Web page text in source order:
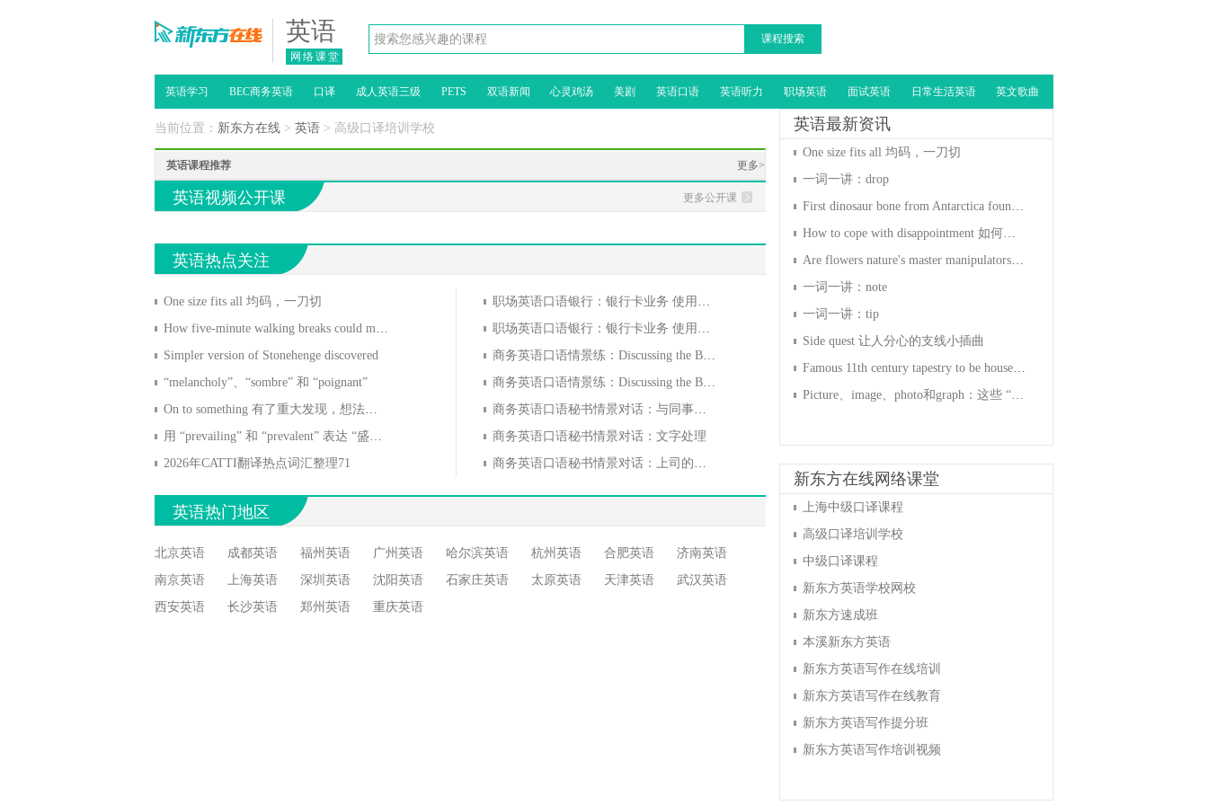
英语
网络课堂
课程搜索
英语学习 BEC商务英语 口译 成人英语三级 PETS 双语新闻 心灵鸡汤 美剧 英语口语 英语听力 职场英语 面试英语 日常生活英语 英文歌曲
当前位置： 新东方在线 > 英语 > 高级口译培训学校
英语课程推荐 更多>
英语视频公开课 更多公开课
英语热点关注
One size fits all 均码，一刀切
How five-minute walking breaks could make you happier
Simpler version of Stonehenge discovered
“melancholy”、“sombre” 和 “poignant”
On to something 有了重大发现，想法很有道理
用 “prevailing” 和 “prevalent” 表达 “盛行的，普遍的”
2026年CATTI翻译热点词汇整理71
职场英语口语银行：银行卡业务 使用银行卡(4)
职场英语口语银行：银行卡业务 使用银行卡(1)
商务英语口语情景练：Discussing the Bottom Line 讨论底线(
商务英语口语情景练：Discussing the Bottom Line 讨论底线(
商务英语口语秘书情景对话：与同事相处
商务英语口语秘书情景对话：文字处理
商务英语口语秘书情景对话：上司的指示
英语热门地区
北京英语 成都英语 福州英语 广州英语 哈尔滨英语 杭州英语 合肥英语
济南英语
南京英语
上海英语 深圳英语 沈阳英语 石家庄英语 太原英语 天津英语
武汉英语
西安英语
长沙英语 郑州英语 重庆英语
英语最新资讯
One size fits all 均码，一刀切
一词一讲：drop
First dinosaur bone from Antarctica found in a drawer
How to cope with disappointment 如何应对失望情绪
Are flowers nature's master manipulators? 花真是大自然的操纵大师吗
一词一讲：note
一词一讲：tip
Side quest 让人分心的支线小插曲
Famous 11th century tapestry to be housed at the British museum
Picture、image、photo和graph：这些 “图” 一样吗？
新东方在线网络课堂
上海中级口译课程
高级口译培训学校
中级口译课程
新东方英语学校网校
新东方速成班
本溪新东方英语
新东方英语写作在线培训
新东方英语写作在线教育
新东方英语写作提分班
新东方英语写作培训视频